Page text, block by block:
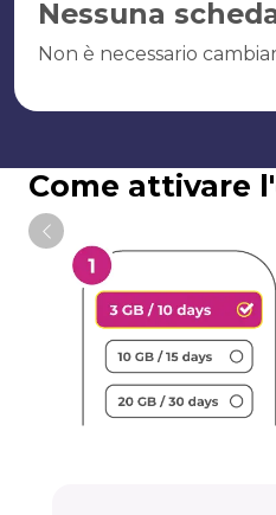
Nessuna
Non è necessario
Come attivare